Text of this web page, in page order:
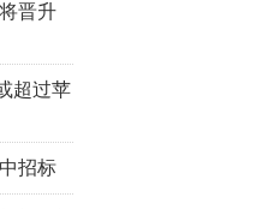
晋升
超过苹
招标